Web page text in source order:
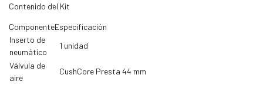
Contenido del Kit
ComponenteEspecificación
Inserto de
neumático
1 unidad
Válvula de
aire
CushCore Presta 44 mm